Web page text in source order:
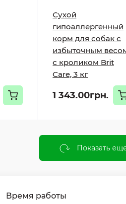
Сухой
гипоаллергенный
корм для собак с
избыточным
с кроликом Brit
Care, 3 кг
1 343.00грн.
Показать
Время работы